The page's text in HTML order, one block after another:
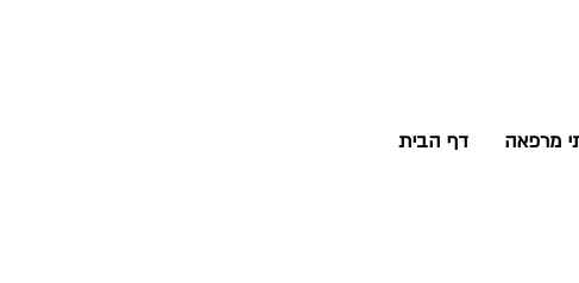
דף הבית מרפאה